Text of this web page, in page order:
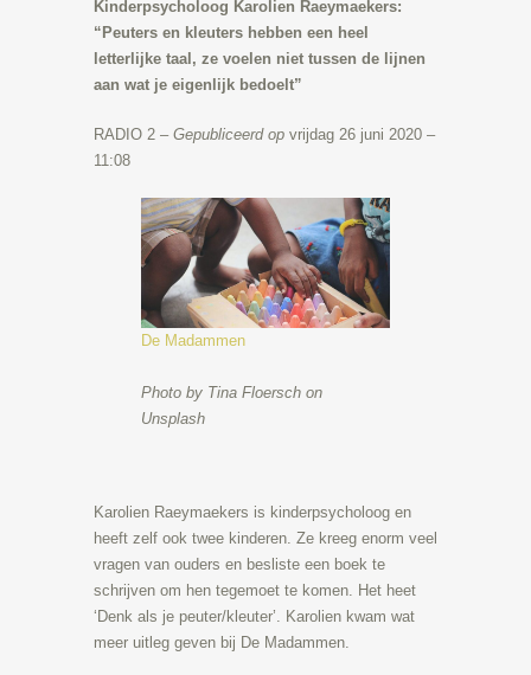
Kinderpsycholoog Karolien Raeymaekers:
“Peuters en kleuters hebben een heel
letterlijke taal, ze voelen niet tussen de lijnen
aan wat je eigenlijk bedoelt”
RADIO 2 – Gepubliceerd op vrijdag 26 juni 2020 –
11:08
De Madammen
Photo by Tina Floersch on
Unsplash
Karolien Raeymaekers is kinderpsycholoog en
heeft zelf ook twee kinderen. Ze kreeg enorm veel
vragen van ouders en besliste een boek te
schrijven om hen tegemoet te komen. Het heet
‘Denk als je peuter/kleuter’. Karolien kwam wat
meer uitleg geven bij De Madammen.